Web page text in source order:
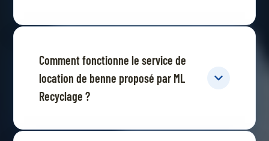
Comment fonctionne le service de
location de benne proposé par ML
Recyclage ?